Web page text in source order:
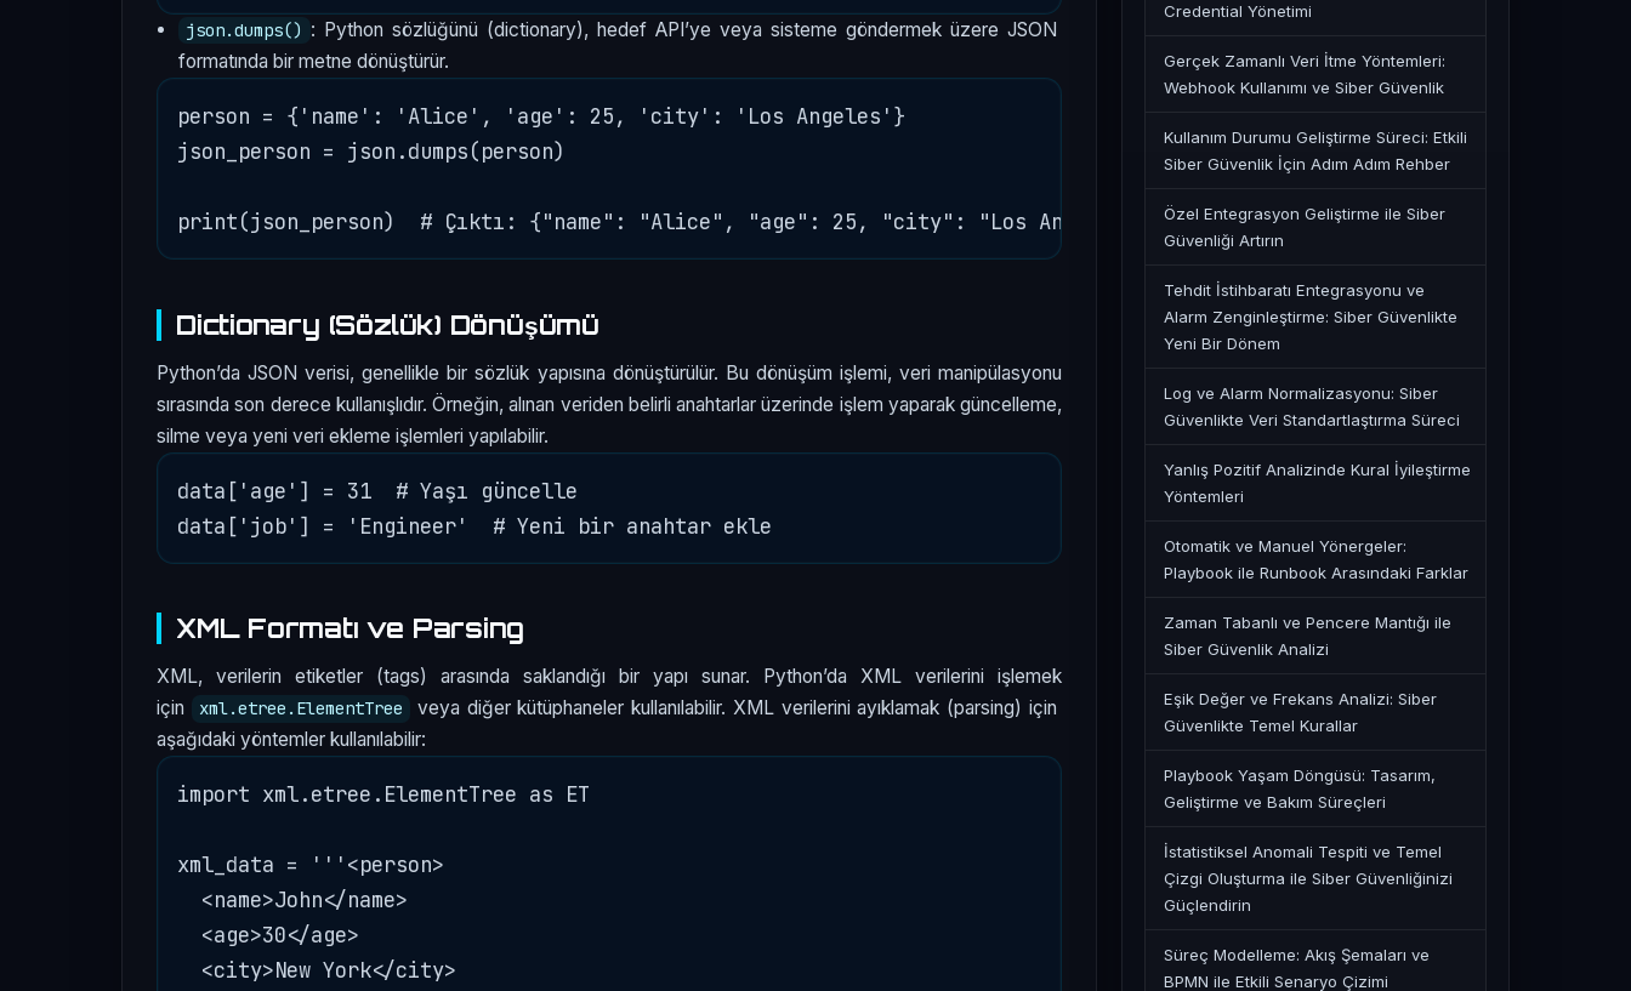
json.dumps() : Python sözlüğünü (dictionary), hedef API’ye veya sisteme göndermek üzere JSON
formatında bir metne dönüştürür.
person = {'name': 'Alice', 'age': 25, 'city': 'Los Angeles'}
json_person = json.dumps(person)
Dictionary (Sözlük) Dönüşümü
Python’da JSON verisi, genellikle bir sözlük yapısına dönüştürülür. Bu dönüşüm işlemi, veri manipülasyonu
sırasında son derece kullanışlıdır. Örneğin, alınan veriden belirli anahtarlar üzerinde işlem yaparak güncelleme,
silme veya yeni veri ekleme işlemleri yapılabilir.
data['age'] = 31  # Yaşı güncelle
XML Formatı ve Parsing
XML, verilerin etiketler (tags) arasında saklandığı bir yapı sunar. Python’da XML verilerini işlemek
için
xml.etree.ElementTree
veya diğer kütüphaneler kullanılabilir. XML verilerini ayıklamak (parsing) için
aşağıdaki yöntemler kullanılabilir:
import xml.etree.ElementTree as ET
xml_data = '''<person>
  <name>John</name>
  <age>30</age>
  <city>New York</city>
Credential Yönetimi
Gerçek Zamanlı Veri İtme Yöntemleri:
Webhook Kullanımı ve Siber Güvenlik
Kullanım Durumu Geliştirme Süreci: Etkili
Siber Güvenlik İçin Adım Adım Rehber
Özel Entegrasyon Geliştirme ile Siber
Güvenliği Artırın
Tehdit İstihbaratı Entegrasyonu ve
Alarm Zenginleştirme: Siber Güvenlikte
Yeni Bir Dönem
Log ve Alarm Normalizasyonu: Siber
Güvenlikte Veri Standartlaştırma Süreci
Yanlış Pozitif Analizinde Kural İyileştirme
Yöntemleri
Otomatik ve Manuel Yönergeler:
Playbook ile Runbook Arasındaki Farklar
Zaman Tabanlı ve Pencere Mantığı ile
Siber Güvenlik Analizi
Eşik Değer ve Frekans Analizi: Siber
Güvenlikte Temel Kurallar
Playbook Yaşam Döngüsü: Tasarım,
Geliştirme ve Bakım Süreçleri
İstatistiksel Anomali Tespiti ve Temel
Çizgi Oluşturma ile Siber Güvenliğinizi
Güçlendirin
Süreç Modelleme: Akış Şemaları ve
BPMN ile Etkili Senaryo Çizimi